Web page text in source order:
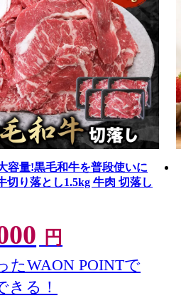
容量!黒毛和牛を普段使いに
切り落とし1.5kg 牛肉 切落し
円
たWAON POINTで
きる！